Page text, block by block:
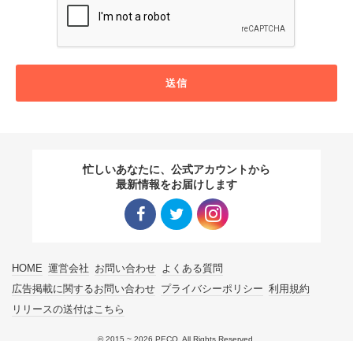
送信
忙しいあなたに、公式アカウントから
最新情報をお届けします
HOME 運営会社 お問い合わせ よくある質問
広告掲載に関するお問い合わせ プライバシーポリシー 利用規約
リリースの送付はこちら
© 2015 ~ 2026 PECO. All Rights Reserved.